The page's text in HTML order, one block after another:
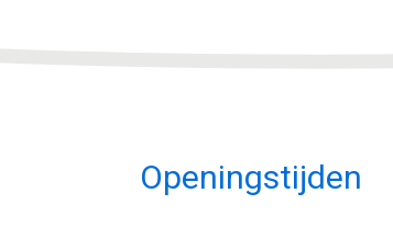
Openingstijden